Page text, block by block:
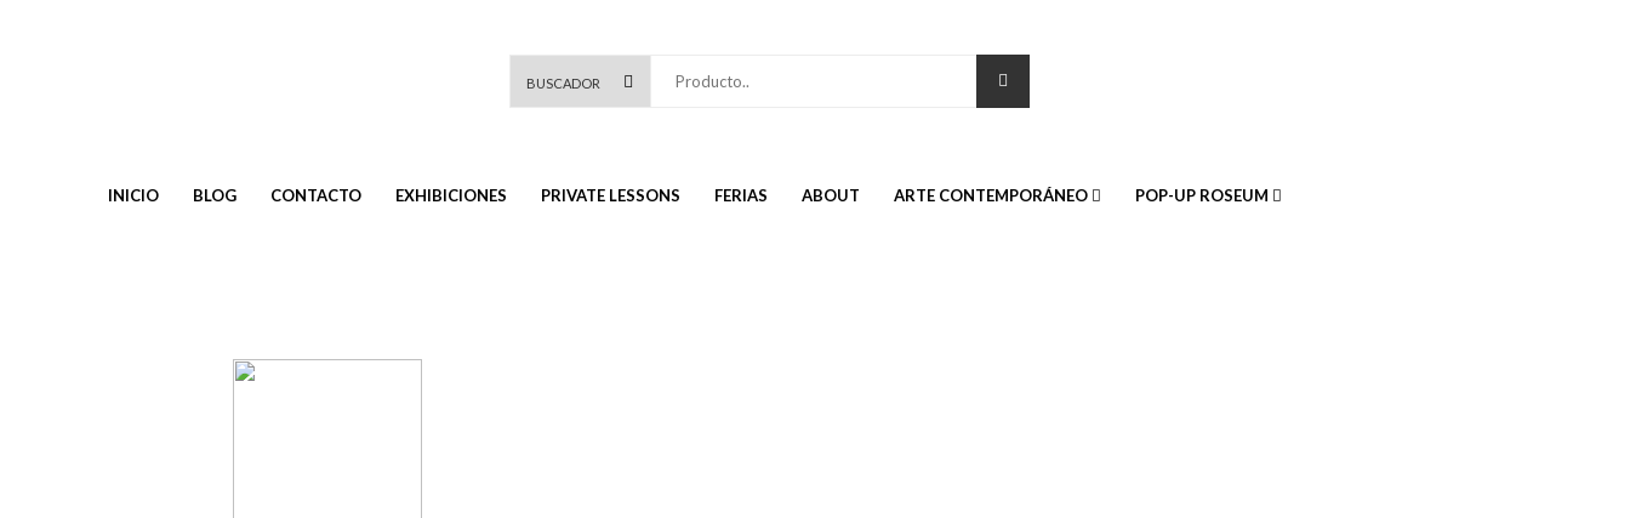
INICIO BLOG CONTACTO EXHIBICIONES PRIVATE LESSONS FERIAS ABOUT ARTE CONTEMPORÁNEO POP-UP ROSEUM